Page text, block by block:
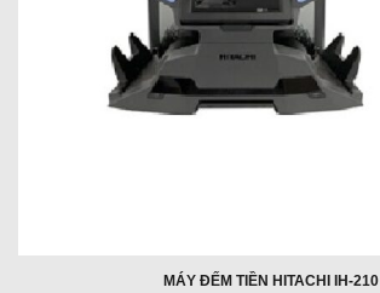
MÁY ĐẾM TIỀN HITACHI IH-210